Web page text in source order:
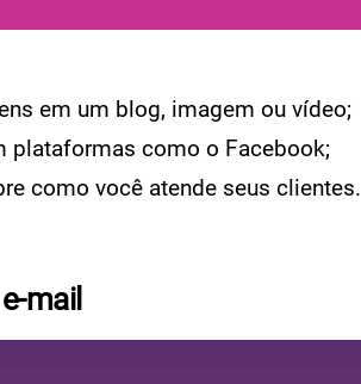
em um blog, imagem ou vídeo;
plataformas como o Facebook;
como você atende seus clientes.
mail